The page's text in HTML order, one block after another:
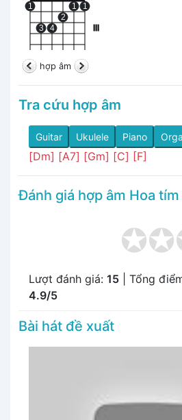
III
1
3 4
2
1 1
hợp âm
Tra cứu hợp âm
Guitar Ukulele Piano
[Dm] [A7] [Gm] [C] [F]
Đánh giá hợp âm Hoa
Lượt đánh giá: 15 | Tổng
4.9/5
Bài hát đề xuất